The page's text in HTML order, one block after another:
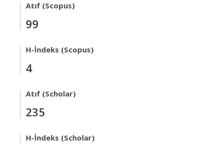
Atıf (Scopus)
99
H-İndeks (Scopus)
4
Atıf (Scholar)
235
H-İndeks (Scholar)